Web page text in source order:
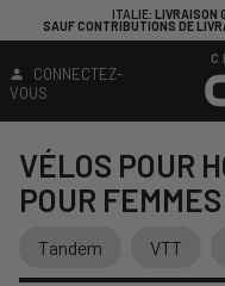
ITALIE: LIVRAISON
SAUF CONTRIBUTIONS DE
CONNECTEZ-
VOUS
VÉLOS POUR
POUR FEMMES
Tandem VTT